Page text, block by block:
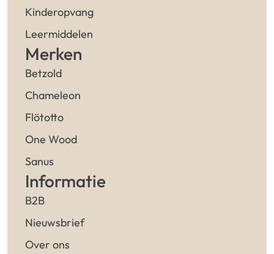
Kinderopvang
Leermiddelen
Merken
Betzold
Chameleon
Flötotto
One Wood
Sanus
Informatie
B2B
Nieuwsbrief
Over ons